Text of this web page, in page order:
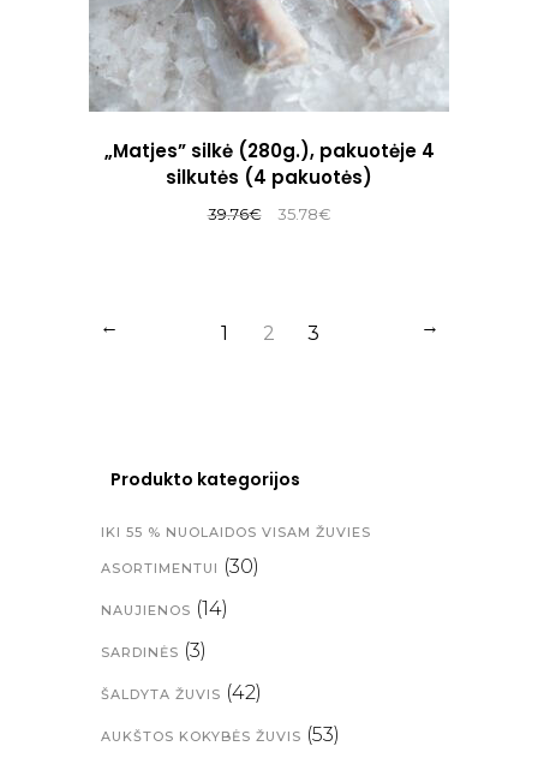
„Matjes” silkė (280g.), pakuotėje 4
silkutės (4 pakuotės)
39.76€
Original
35.78€Current
← 1 2 3 →
Produkto kategorijos
IKI 55 % NUOLAIDOS VISAM ŽUVIES
ASORTIMENTUI (30)
NAUJIENOS (14)
SARDINĖS (3)
ŠALDYTA ŽUVIS (42)
AUKŠTOS KOKYBĖS ŽUVIS (53)